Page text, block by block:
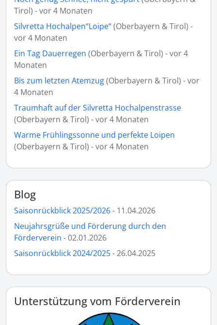
Tirol) - vor 4 Monaten
Silvretta Hochalpen“Loipe“(Oberbayern & Tirol) -
vor 4 Monaten
Ein Tag Dauerregen (Oberbayern & Tirol) - vor 4
Monaten
Bis zum letzten Atemzug(Oberbayern & Tirol) - vor
4 Monaten
Traumhaft auf der Silvretta Hochalpenstrasse
(Oberbayern & Tirol) - vor 4 Monaten
Warme Frühlingssonne und perfekte Loipen
(Oberbayern & Tirol) - vor 4 Monaten
Blog
Saisonrückblick 2025/2026- 11.04.2026
Neujahrsgrüße und Förderung durch den
Förderverein - 02.01.2026
Saisonrückblick 2024/2025- 26.04.2025
Unterstützung vom Förderverein